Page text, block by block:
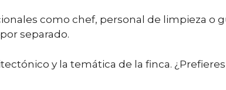
como chef, personal de limpieza o
separado.
y la temática de la finca.